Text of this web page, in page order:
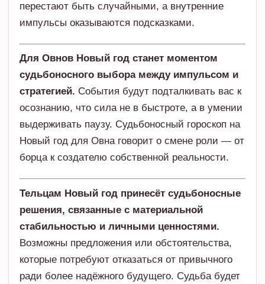
перестают быть случайными, а внутренние
импульсы оказываются подсказками.
Для Овнов Новый год станет моментом
судьбоносного выбора между импульсом и
стратегией. События будут подталкивать вас к
осознанию, что сила не в быстроте, а в умении
выдерживать паузу. Судьбоносный гороскоп на
Новый год для Овна говорит о смене роли — от
борца к создателю собственной реальности.
Тельцам Новый год принесёт судьбоносные
решения, связанные с материальной
стабильностью и личными ценностями.
Возможны предложения или обстоятельства,
которые потребуют отказаться от привычного
ради более надёжного будущего. Судьба будет